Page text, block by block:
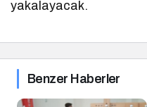
yakalayacak.
Benzer Haberler